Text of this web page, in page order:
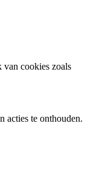
van cookies zoals
acties te onthouden.